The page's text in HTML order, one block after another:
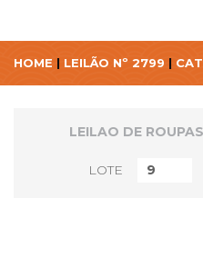
HOME | LEILÃO Nº 2799 |
LEILAO DE
LOTE